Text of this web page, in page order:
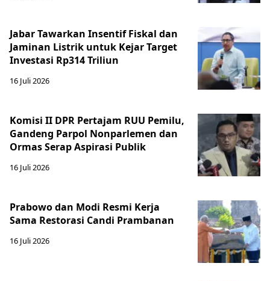
Jabar Tawarkan Insentif Fiskal dan
Jaminan Listrik untuk Kejar Target
Investasi Rp314 Triliun
16 Juli 2026
Komisi II DPR Pertajam RUU Pemilu,
Gandeng Parpol Nonparlemen dan
Ormas Serap Aspirasi Publik
16 Juli 2026
Prabowo dan Modi Resmi Kerja
Sama Restorasi Candi Prambanan
16 Juli 2026